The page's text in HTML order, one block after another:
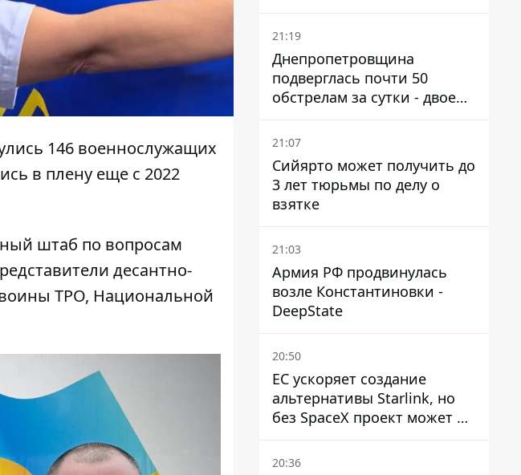
146 военнослужащих
в плену еще с 2022
штаб по вопросам
десантно-
ТРО, Национальной
21:19
Днепропетровщина
подверглась почти 50
обстрелам за сутки - двое
погибших, шесть
пострадавших
21:07
Сийярто может получить до
3 лет тюрьмы по делу о
взятке
21:03
Армия РФ продвинулась
возле Константиновки -
DeepState
20:50
ЕС ускоряет создание
альтернативы Starlink, но
без SpaceX проект может не
обойтись
20:36